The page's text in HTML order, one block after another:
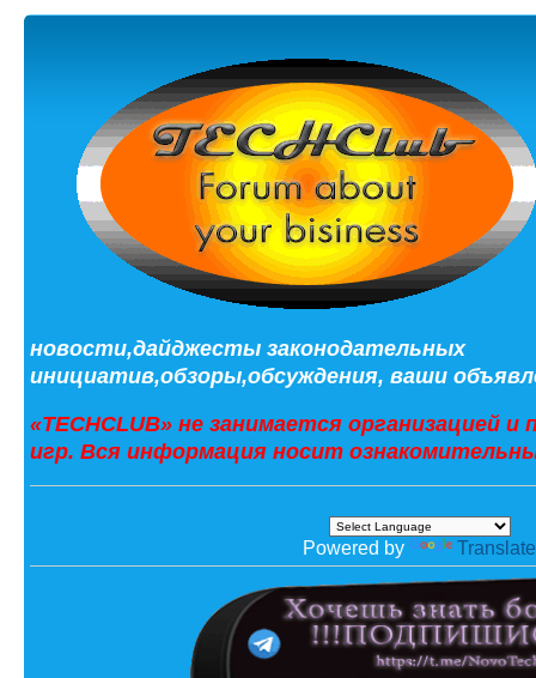
новости,дайджесты законодательных
инициатив,обзоры,обсуждения, ваши
«TECHCLUB» не занимается организацией
игр. Вся информация носит
Powered by Translate